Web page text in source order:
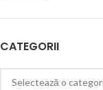
CATEGORII